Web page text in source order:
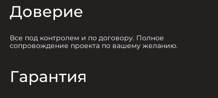
Доверие
Все под контролем и по договору. Полное
сопровождение проекта по вашему желанию.
Гарантия